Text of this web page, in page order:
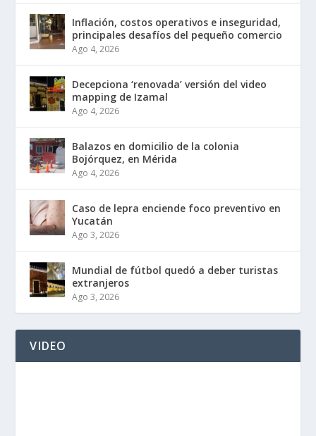
Inflación, costos operativos e inseguridad,
principales desafíos del pequeño comercio
Ago 4, 2026
Decepciona ‘renovada’ versión del video
mapping de Izamal
Ago 4, 2026
Balazos en domicilio de la colonia
Bojórquez, en Mérida
Ago 4, 2026
Caso de lepra enciende foco preventivo en
Yucatán
Ago 3, 2026
Mundial de fútbol quedó a deber turistas
extranjeros
Ago 3, 2026
VIDEO